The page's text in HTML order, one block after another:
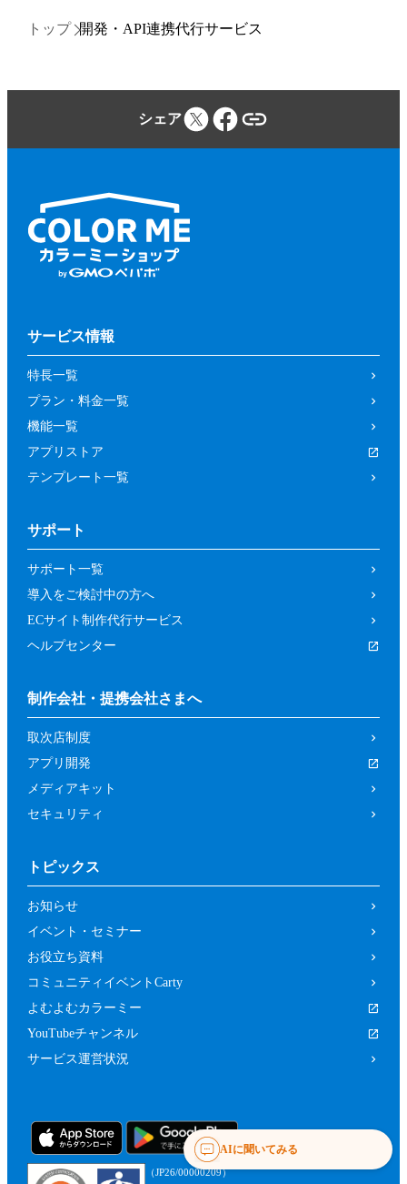
トップ 開発・API連携代行サービス
シェア
サービス情報
特長一覧
プラン・料金一覧
機能一覧
アプリストア
テンプレート一覧
サポート
サポート一覧
導入をご検討中の方へ
ECサイト制作代行サービス
ヘルプセンター
制作会社・提携会社さまへ
取次店制度
アプリ開発
メディアキット
セキュリティ
トピックス
お知らせ
イベント・セミナー
お役立ち資料
コミュニティイベントCarty
よむよむカラーミー
YouTubeチャンネル
サービス運営状況
（JP26/00000209）
AIに聞いてみる